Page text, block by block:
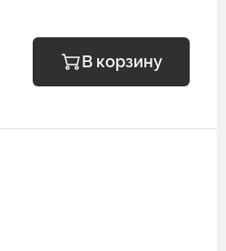
В корзину